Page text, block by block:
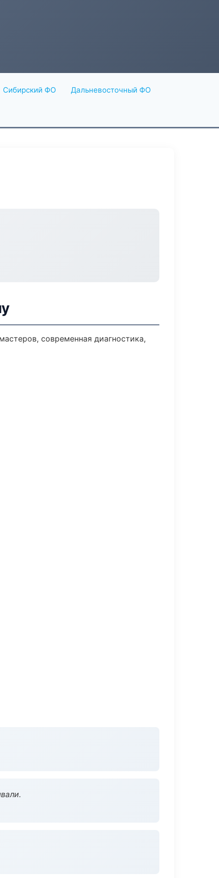
Сибирский ФО Дальневосточный ФО
современная диагностика,